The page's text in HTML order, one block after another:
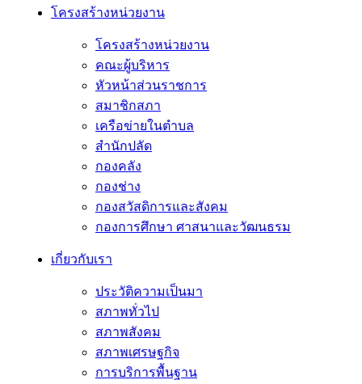
โครงสร้างหน่วยงาน
โครงสร้างหน่วยงาน
คณะผู้บริหาร
หัวหน้าส่วนราชการ
สมาชิกสภา
เครือข่ายในตำบล
สำนักปลัด
กองคลัง
กองช่าง
กองสวัสดิการและสังคม
กองการศึกษา ศาสนาและวัฒนธรม
เกี่ยวกับเรา
ประวัติความเป็นมา
สภาพทั่วไป
สภาพสังคม
สภาพเศรษฐกิจ
การบริการพื้นฐาน